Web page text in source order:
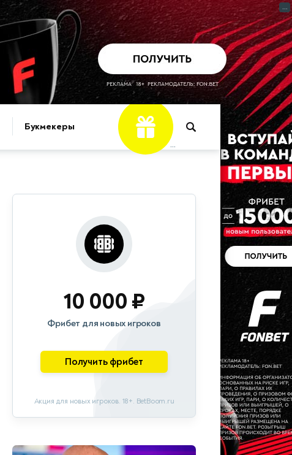
Букмекеры
...
10 000 ₽
Фрибет для новых игроков
Получить фрибет
Акция для новых игроков. 18+. BetBoom.ru
...